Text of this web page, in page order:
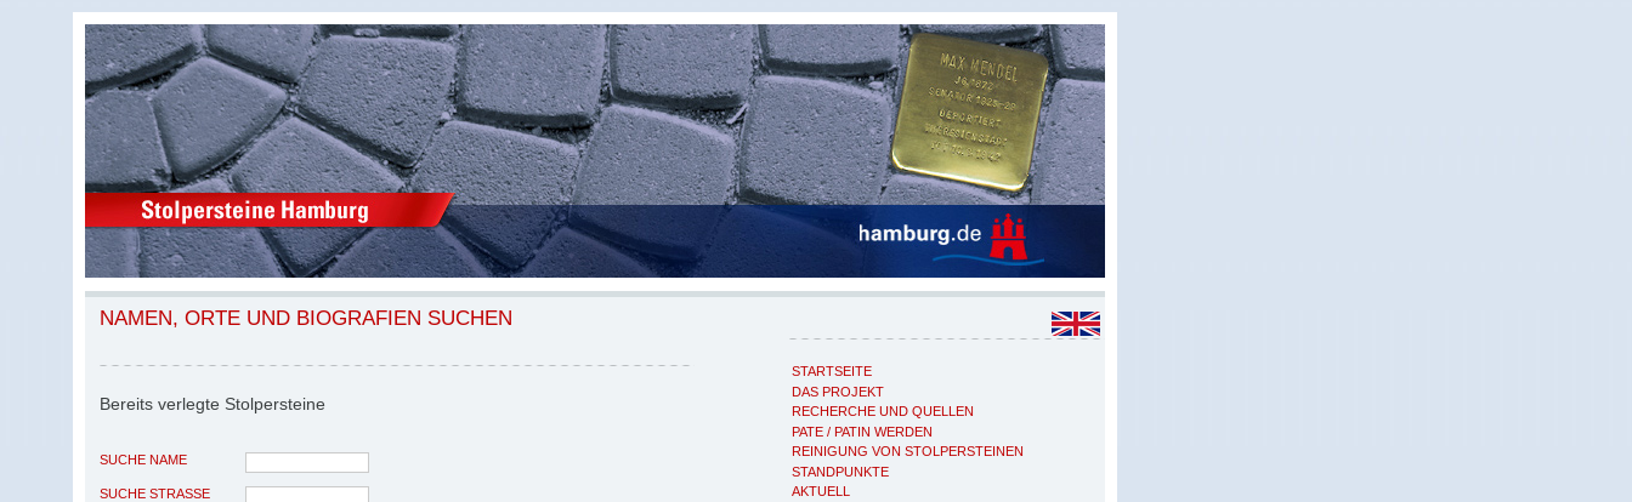
STARTSEITE
DAS PROJEKT
RECHERCHE UND QUELLEN
PATE / PATIN WERDEN
REINIGUNG VON STOLPERSTEINEN
STANDPUNKTE
AKTUELL
NAMEN, ORTE UND BIOGRAFIEN SUCHEN
Bereits verlegte Stolpersteine
SUCHE NAME
SUCHE STRASSE